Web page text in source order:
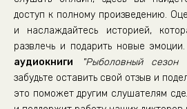
доступ к полному произведению.
и наслаждайтесь историей,
развлечь и подарить новые
аудиокниги
"Рыболовный
забудьте оставить свой отзыв и
это поможет другим слушателям